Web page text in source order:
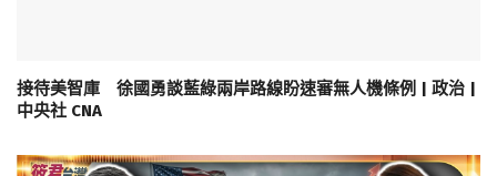
接待美智庫 徐國勇談藍綠兩岸路線盼速審無人機條例 | 政治 |
中央社 CNA